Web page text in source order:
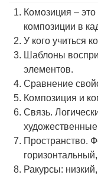
Комозиция –
композиции в
У кого учиться
Шаблоны
элементов.
Сравнение
Композиция и
Связь.
художественные
Пространство.
Ракурсы: